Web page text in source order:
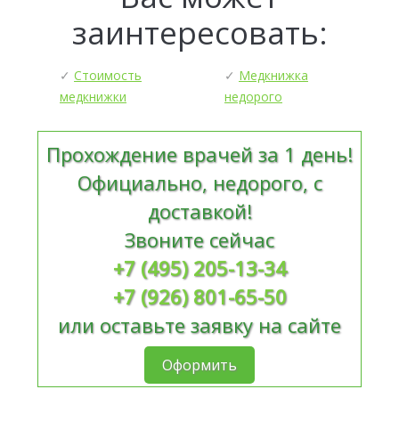
заинтересовать:
✓ Стоимость
медкнижки
✓ Медкнижка
недорого
Прохождение врачей за 1 день!
Официально, недорого, с
доставкой!
Звоните сейчас
+7 (495) 205-13-34
+7 (926) 801-65-50
или оставьте заявку на сайте
Оформить